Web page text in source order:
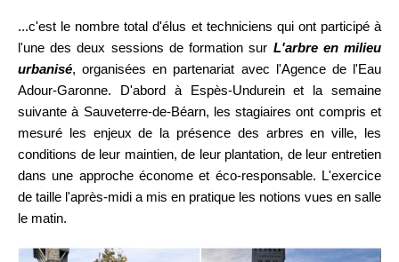
...c'est le nombre total d'élus et techniciens qui ont participé à
l'une des deux sessions de formation sur L'arbre en milieu
urbanisé, organisées en partenariat avec l'Agence de l'Eau
Adour-Garonne. D'abord à Espès-Undurein et la semaine
suivante à Sauveterre-de-Béarn, les stagiaires ont compris et
mesuré les enjeux de la présence des arbres en ville, les
conditions de leur maintien, de leur plantation, de leur entretien
dans une approche économe et éco-responsable. L'exercice
de taille l'après-midi a mis en pratique les notions vues en salle
le matin.